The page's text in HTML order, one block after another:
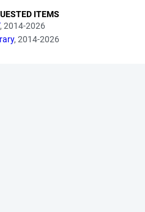
, 2014-2026
, 2014-2026
ITEMS